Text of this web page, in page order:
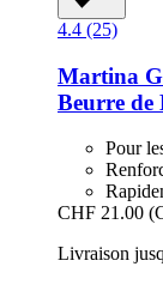
4.4 (25)
Martina
Beurre de
Pour
CHF 21.00
Livraison